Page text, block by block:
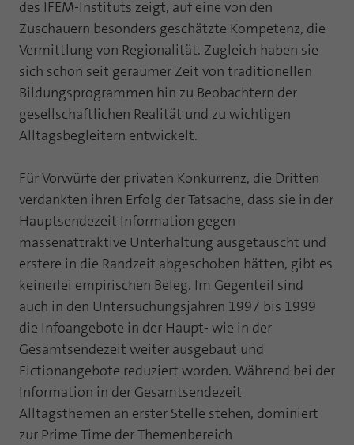
des IFEM-Instituts zeigt, auf eine von den
Zuschauern besonders geschätzte Kompetenz, die
Vermittlung von Regionalität. Zugleich haben sie
sich schon seit geraumer Zeit von traditionellen
Bildungsprogrammen hin zu Beobachtern der
gesellschaftlichen Realität und zu wichtigen
Alltagsbegleitern entwickelt.
Für Vorwürfe der privaten Konkurrenz, die Dritten
verdankten ihren Erfolg der Tatsache, dass sie in der
Hauptsendezeit Information gegen
massenattraktive Unterhaltung ausgetauscht und
erstere in die Randzeit abgeschoben hätten, gibt es
keinerlei empirischen Beleg. Im Gegenteil sind
auch in den Untersuchungsjahren 1997 bis 1999
die Infoangebote in der Haupt- wie in der
Gesamtsendezeit weiter ausgebaut und
Fictionangebote reduziert worden. Während bei der
Information in der Gesamtsendezeit
Alltagsthemen an erster Stelle stehen, dominiert
zur Prime Time der Themenbereich
Name fe_typo_user
Anbieter TYPO3
Laufzeit
Zweck
Dieses Cookie ist ein Standard-Session-
eines Benutzer-Logins die Session ID
wiedererkannt wird, um ihm Zugang zu
geschützten Bereichen zu gewähren.
Anbieter php
Laufzeit Ende der Sitzung
Zweck PHPs Standard Sitzungs Identifikation
Cookie-Informationen anzeigen
Statistik und Performance mit AT INTERNET
CROSS-DEVICE ANALYTICS LÖSUNG
Name atidvisitor
Laufzeit 1 Jahr
Zweck
Cookie von AT INTERNET zur Steuerung der
erweiterten Script- und Ereignisbehandlung
Name atuserid
Anbieter AT INTERNET
Laufzeit 1 Jahr
Zweck
erweiterten Script- und Ereignisbehandlung
Cookie-Informationen anzeigen